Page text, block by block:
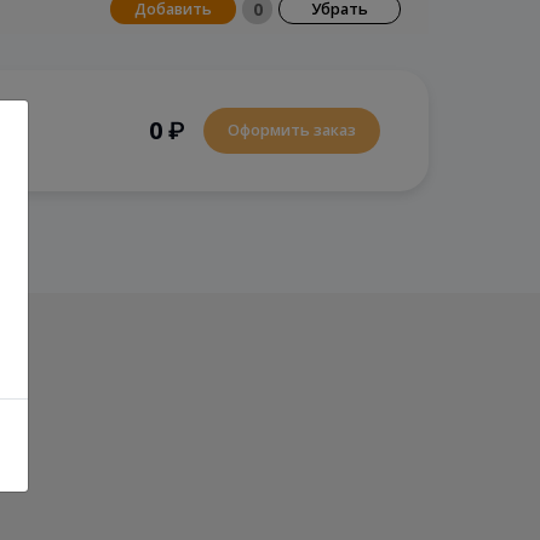
Добавить 0 Убрать
0 ₽ Оформить заказ